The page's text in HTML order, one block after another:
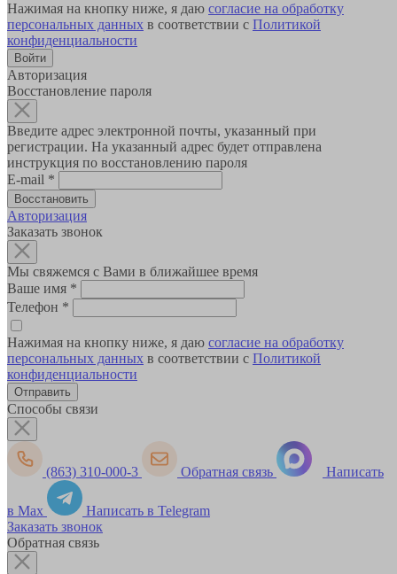
Нажимая на кнопку ниже, я даю согласие на обработку
персональных данных в соответствии с Политикой
конфиденциальности
Авторизация
Восстановление пароля
Введите адрес электронной почты, указанный при
регистрации. На указанный адрес будет отправлена
инструкция по восстановлению пароля
E-mail *
Авторизация
Заказать звонок
Мы свяжемся с Вами в ближайшее время
Ваше имя *
Телефон *
Нажимая на кнопку ниже, я даю согласие на обработку
персональных данных в соответствии с Политикой
конфиденциальности
Способы связи
(863) 310-000-3 Обратная связь Написать
в Max
Написать в Telegram
Заказать звонок
Обратная связь